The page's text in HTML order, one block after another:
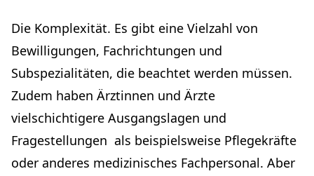
Die Komplexität. Es gibt eine Vielzahl von
Bewilligungen, Fachrichtungen und
Subspezialitäten, die beachtet werden müssen.
Zudem haben Ärztinnen und Ärzte
vielschichtigere Ausgangslagen und
Fragestellungen als beispielsweise Pflegekräfte
oder anderes medizinisches Fachpersonal. Aber